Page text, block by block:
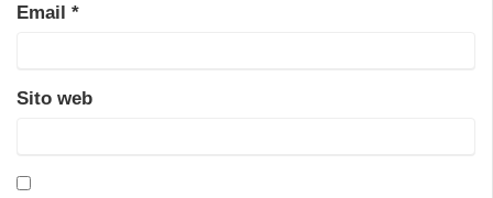
Email *
Sito web